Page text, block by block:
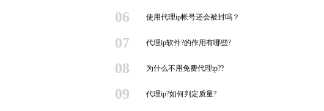
06 使用代理ip帐号还会被封吗？
07 代理ip软件?的作用有哪些?
08 为什么不用免费代理ip??
09 代理ip?如何判定质量?